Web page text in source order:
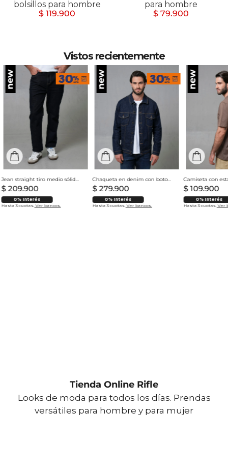
bolsillos para hombre
$ 119.900
para hombre
$ 79.900
Vistos recientemente
Jean straight tiro medio sólido para hombre
$ 209.900
0% Interés
Hasta 3 cuotas. Ver bancos.
Chaqueta en denim con botones para hombre
$ 279.900
0% Interés
Hasta 3 cuotas. Ver bancos.
$ 109.900
0% Interés
Hasta 3 cuotas. Ver
Tienda Online Rifle
Looks de moda para todos los días. Prendas
versátiles para hombre y para mujer